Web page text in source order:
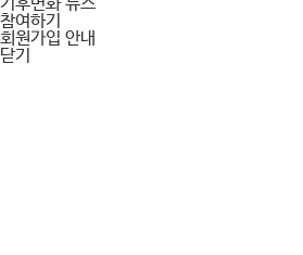
참여하기
회원가입 안내
닫기